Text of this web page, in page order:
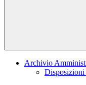
Archivio
Disposizioni